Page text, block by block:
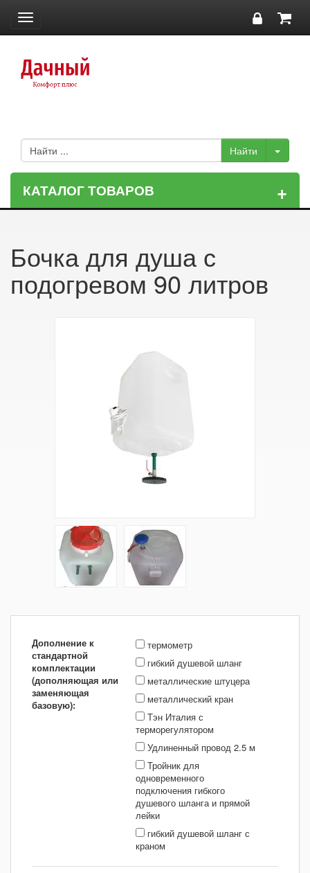
Toggle
navigation
КАТАЛОГ ТОВАРОВ +
Бочка для душа с
подогревом 90 литров
Дополнение к
стандартной
комплектации
(дополняющая или
заменяющая
базовую):
термометр
гибкий душевой шланг
металлические штуцера
металлический кран
Тэн Италия с
терморегулятором
Удлиненный провод 2.5 м
Тройник для
одновременного
подключения гибкого
душевого шланга и прямой
лейки
гибкий душевой шланг с
краном